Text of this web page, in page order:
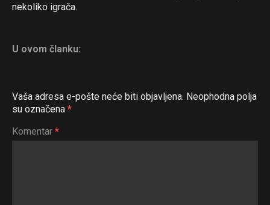
nekoliko igrača.
U ovom članku:
Vaša adresa e-pošte neće biti objavljena. Neophodna polja
su označena *
Komentar *